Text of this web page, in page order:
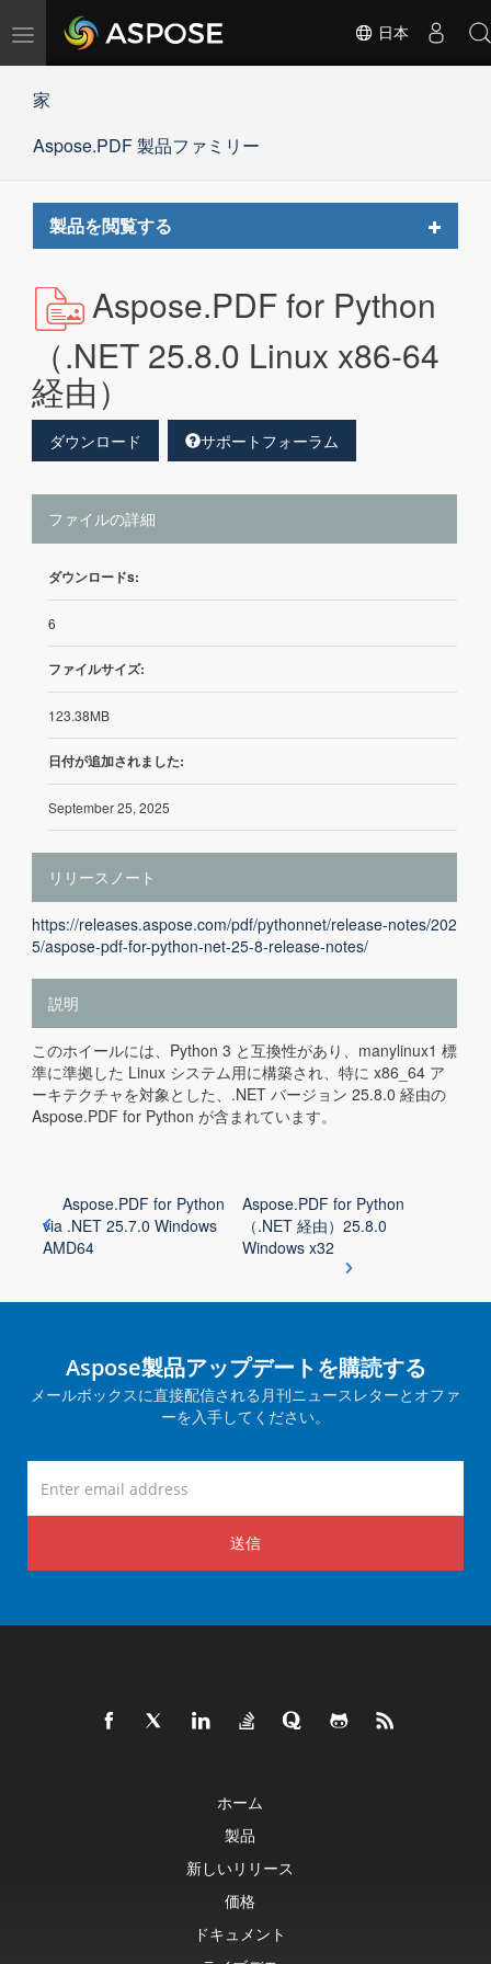
ナ
ー
ョ
切
日本
家
Aspose.PDF 製品ファミリー
製品を閲覧する
Toggle
Aspose.PDF for Python
（.NET 25.8.0 Linux x86-64
経由）
ダウンロード サポートフォーラム
ファイルの詳細
ダウンロードs:
6
ファイルサイズ:
123.38MB
日付が追加されました:
September 25, 2025
リリースノート
https://releases.aspose.com/pdf/pythonnet/release-notes/202
5/aspose-pdf-for-python-net-25-8-release-notes/
説明
このホイールには、Python 3 と互換性があり、manylinux1 標
準に準拠した Linux システム用に構築され、特に x86_64 ア
ーキテクチャを対象とした、.NET バージョン 25.8.0 経由の
Aspose.PDF for Python が含まれています。
Aspose.PDF for Python
via .NET 25.7.0 Windows
AMD64
Aspose.PDF for Python
（.NET 経由）25.8.0
Windows x32
Aspose製品アップデートを購読する
メールボックスに直接配信される月刊ニュースレターとオファ
ーを入手してください。
送信
ホーム
製品
新しいリリース
価格
ドキュメント